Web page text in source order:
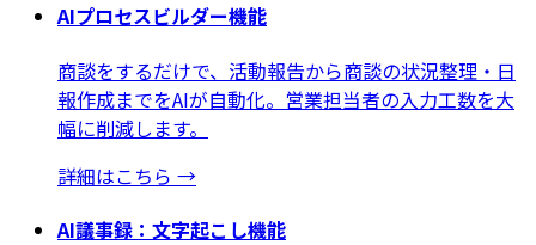
AIプロセスビルダー機能
商談をするだけで、活動報告から商談の状況整理・日
報作成までをAIが自動化。営業担当者の入力工数を大
幅に削減します。
詳細はこちら →
AI議事録：文字起こし機能